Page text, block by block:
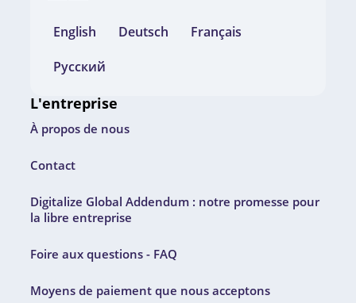
English Deutsch
Français
Русский
L'entreprise
À propos de nous
Contact
Digitalize Global Addendum : notre promesse pour
la libre entreprise
Foire aux questions - FAQ
Moyens de paiement que nous acceptons